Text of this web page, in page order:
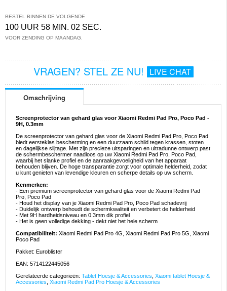
BESTEL BINNEN DE VOLGENDE
100 UUR 58 MIN. 02 SEC.
VOOR ZENDING OP MAANDAG.
VRAGEN? STEL ZE NU! LIVE CHAT
Omschrijving
Screenprotector van gehard glas voor Xiaomi Redmi Pad Pro, Poco Pad -
9H, 0.3mm
De screenprotector van gehard glas voor de Xiaomi Redmi Pad Pro, Poco Pad
biedt eersteklas bescherming en een duurzaam schild tegen krassen, stoten
en dagelijkse slijtage. Met zijn precieze uitsparingen en ultradunne ontwerp past
de schermbeschermer naadloos op uw Xiaomi Redmi Pad Pro, Poco Pad,
waarbij het slanke profiel en de aanraakgevoeligheid van het apparaat
behouden blijven. De hoge transparantie zorgt voor optimale helderheid, zodat
u kunt genieten van levendige kleuren en scherpe details op uw scherm.
Kenmerken:
- Een premium screenprotector van gehard glas voor de Xiaomi Redmi Pad
Pro, Poco Pad
- Houd het display van je Xiaomi Redmi Pad Pro, Poco Pad schadevrij
- Duidelijk ontwerp behoudt de schermkwaliteit en verbetert de helderheid
- Met 9H hardheidsniveau en 0.3mm dik profiel
- Het is geen volledige dekking - dekt niet het hele scherm
Compatibiliteit: Xiaomi Redmi Pad Pro 4G, Xiaomi Redmi Pad Pro 5G, Xiaomi
Poco Pad
Pakket: Euroblister
EAN: 5714122445056
Gerelateerde categorieën: Tablet Hoesje & Accessories Xiaomi tablet Hoesje &
Accessories Xiaomi Redmi Pad Pro Hoesje & Accessories